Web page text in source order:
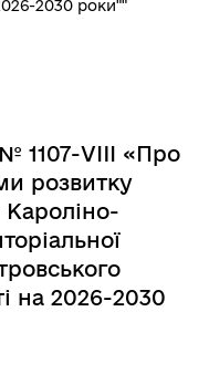
2030 роки""
1107-VIII «Про
розвитку
Кароліно-
на 2026-2030